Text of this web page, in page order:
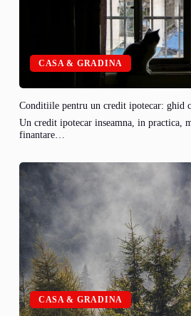
CASA & GRADINA
Conditiile pentru un credit ipotecar: ghid
Un credit ipotecar inseamna, in practica,
finantare…
CASA & GRADINA